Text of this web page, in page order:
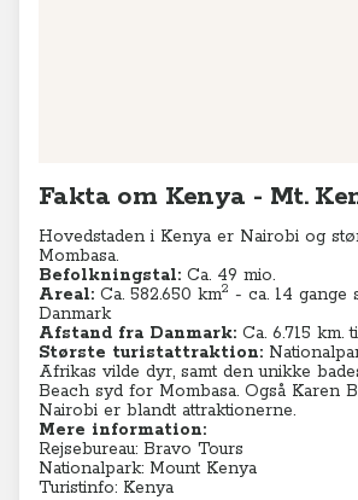
Fakta om Kenya - Mt.
Hovedstaden i Kenya er Nairobi og
Mombasa.
Befolkningstal: Ca. 49 mio.
Areal: Ca. 582.650 km2 - ca. 14 gange
Danmark
Afstand fra Danmark: Ca. 6.715 km.
Største turistattraktion:
Afrikas vilde dyr, samt den unikke
Beach syd for Mombasa. Også Karen
Nairobi er blandt attraktionerne.
Mere information:
Rejsebureau: Bravo Tours
Nationalpark: Mount Kenya
Turistinfo: Kenya